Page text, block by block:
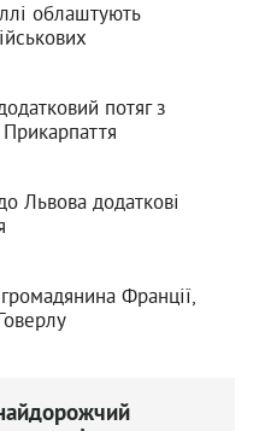
облаштують
потяг з
Львова додаткові
Франції,